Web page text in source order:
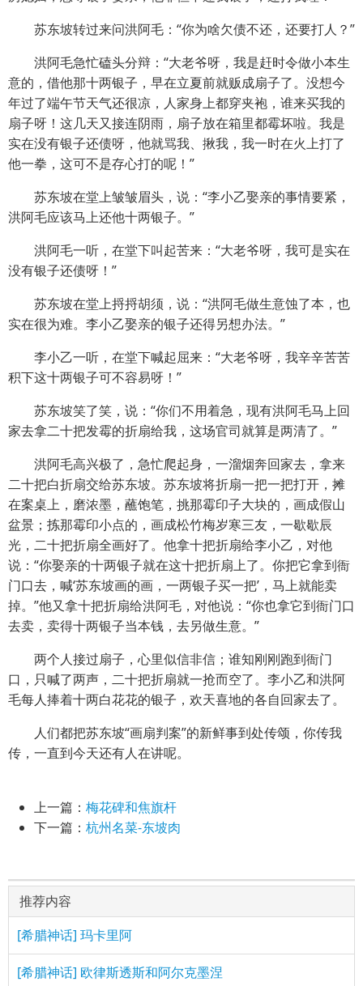
苏东坡转过来问洪阿毛：“你为啥欠债不还，还要打人？”
洪阿毛急忙磕头分辩：“大老爷呀，我是赶时令做小本生
意的，借他那十两银子，早在立夏前就贩成扇子了。没想今
年过了端午节天气还很凉，人家身上都穿夹袍，谁来买我的
扇子呀！这几天又接连阴雨，扇子放在箱里都霉坏啦。我是
实在没有银子还债呀，他就骂我、揪我，我一时在火上打了
他一拳，这可不是存心打的呢！”
苏东坡在堂上皱皱眉头，说：“李小乙娶亲的事情要紧，
洪阿毛应该马上还他十两银子。”
洪阿毛一听，在堂下叫起苦来：“大老爷呀，我可是实在
没有银子还债呀！”
苏东坡在堂上捋捋胡须，说：“洪阿毛做生意蚀了本，也
实在很为难。李小乙娶亲的银子还得另想办法。”
李小乙一听，在堂下喊起屈来：“大老爷呀，我辛辛苦苦
积下这十两银子可不容易呀！”
苏东坡笑了笑，说：“你们不用着急，现有洪阿毛马上回
家去拿二十把发霉的折扇给我，这场官司就算是两清了。”
洪阿毛高兴极了，急忙爬起身，一溜烟奔回家去，拿来
二十把白折扇交给苏东坡。苏东坡将折扇一把一把打开，摊
在案桌上，磨浓墨，蘸饱笔，挑那霉印子大块的，画成假山
盆景；拣那霉印小点的，画成松竹梅岁寒三友，一歇歇辰
光，二十把折扇全画好了。他拿十把折扇给李小乙，对他
说：“你娶亲的十两银子就在这十把折扇上了。你把它拿到衙
门口去，喊‘苏东坡画的画，一两银子买一把’，马上就能卖
掉。”他又拿十把折扇给洪阿毛，对他说：“你也拿它到衙门口
去卖，卖得十两银子当本钱，去另做生意。”
两个人接过扇子，心里似信非信；谁知刚刚跑到衙门
口，只喊了两声，二十把折扇就一抢而空了。李小乙和洪阿
毛每人捧着十两白花花的银子，欢天喜地的各自回家去了。
人们都把苏东坡“画扇判案”的新鲜事到处传颂，你传我
传，一直到今天还有人在讲呢。
上一篇： 梅花碑和焦旗杆
下一篇： 杭州名菜-东坡肉
推荐内容
[希腊神话] 玛卡里阿
[希腊神话] 欧律斯透斯和阿尔克墨涅